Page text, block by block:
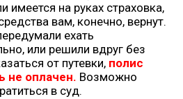
имеется на руках страховка,
вам, конечно, вернут.
ехать
или решили вдруг без
от путевки, полис
не оплачен. Возможно
в суд.